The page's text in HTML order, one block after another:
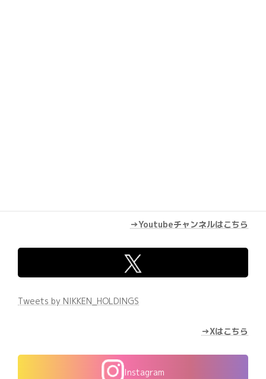
→Youtubeチャンネルはこちら
Tweets by NIKKEN_HOLDINGS
→Xはこちら
Instagram